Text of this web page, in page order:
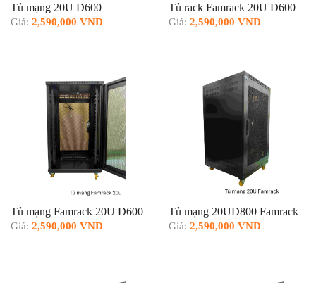
Tủ mạng 20U D600
Giá: 2,590,000 VND
Tủ rack Famrack 20U D600
Giá: 2,590,000 VND
Tủ mạng Famrack 20U D600
Giá: 2,590,000 VND
Tủ mạng 20UD800 Famrack
Giá: 2,590,000 VND